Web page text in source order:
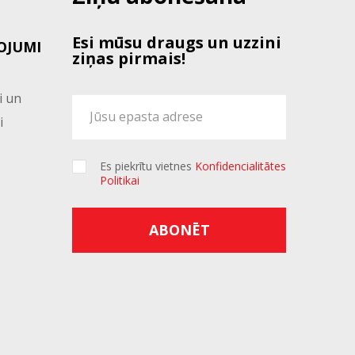
un
Esi mūsu draugs un uzzini
ziņas pirmais!
Es piekrītu vietnes Konfidencialitātes
Politikai
ABONĒT